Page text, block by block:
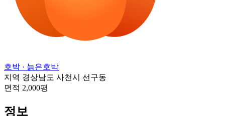
호박 · 늙은호박
지역 경상남도 사천시 선구동
면적 2,000평
정보